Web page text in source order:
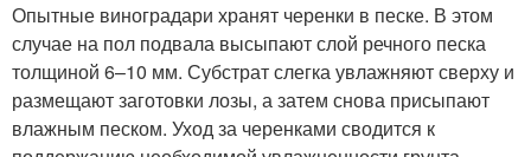
Опытные виноградари хранят черенки в песке. В этом
случае на пол подвала высыпают слой речного песка
толщиной 6–10 мм. Субстрат слегка увлажняют сверху и
размещают заготовки лозы, а затем снова присыпают
влажным песком. Уход за черенками сводится к